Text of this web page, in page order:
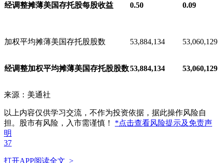
经调整摊薄美国存托股每股收益 0.50 0.09
加权平均摊薄美国存托股股数 53,884,134 53,060,129
经调整加权平均摊薄美国存托股股数53,884,134 53,060,129
来源：美通社
以上内容仅供学习交流，不作为投资依据，据此操作风险自
担。股市有风险，入市需谨慎！ *点击查看风险提示及免责声
明
37
打开APP阅读全文 >